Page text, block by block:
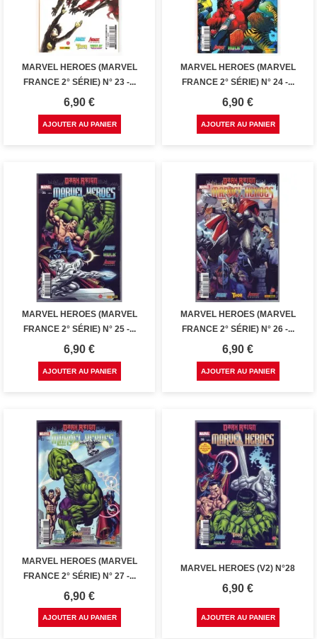
MARVEL HEROES (MARVEL
FRANCE 2° SÉRIE) N° 23 -...
Prix
6,90 €
AJOUTER AU PANIER
MARVEL HEROES (MARVEL
FRANCE 2° SÉRIE) N° 24 -...
Prix
6,90 €
AJOUTER AU PANIER
MARVEL HEROES (MARVEL
FRANCE 2° SÉRIE) N° 25 -...
Prix
6,90 €
AJOUTER AU PANIER
MARVEL HEROES (MARVEL
FRANCE 2° SÉRIE) N° 26 -...
Prix
6,90 €
AJOUTER AU PANIER
MARVEL HEROES (MARVEL
FRANCE 2° SÉRIE) N° 27 -...
Prix
6,90 €
AJOUTER AU PANIER
MARVEL HEROES (V2) N°28
Prix
6,90 €
AJOUTER AU PANIER